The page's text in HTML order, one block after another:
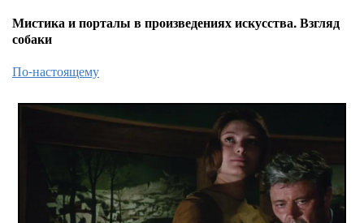
Мистика и порталы в произведениях искусства. Взгляд
собаки
По-настоящему